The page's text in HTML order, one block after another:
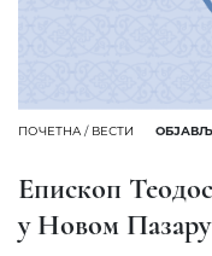
ПОЧЕТНА / ВЕСТИ
Епископ
у Новом Пазару